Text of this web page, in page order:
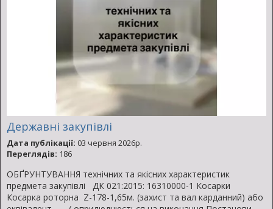
Державні закупівлі
Дата публікації: 03 червня 2026р.
Переглядів: 186
ОБҐРУНТУВАННЯ технічних та якісних характеристик
предмета закупівлі ДК 021:2015: 16310000-1 Косарки
Косарка роторна Z-178-1,65м. (захист та вал карданний) або